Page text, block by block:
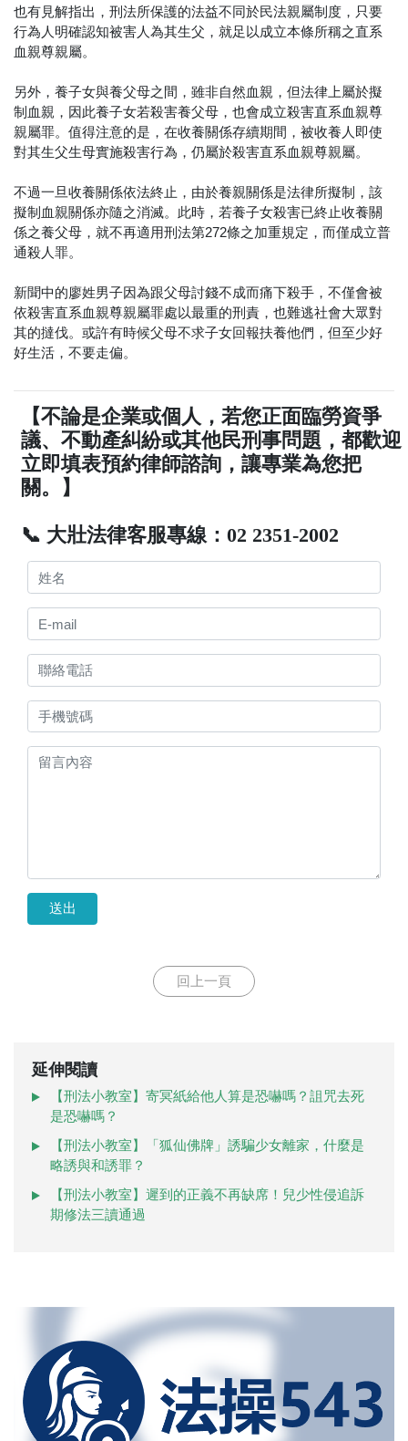
也有見解指出，刑法所保護的法益不同於民法親屬制度，只要
行為人明確認知被害人為其生父，就足以成立本條所稱之直系
血親尊親屬。
另外，養子女與養父母之間，雖非自然血親，但法律上屬於擬
制血親，因此養子女若殺害養父母，也會成立殺害直系血親尊
親屬罪。值得注意的是，在收養關係存續期間，被收養人即使
對其生父生母實施殺害行為，仍屬於殺害直系血親尊親屬。
不過一旦收養關係依法終止，由於養親關係是法律所擬制，該
擬制血親關係亦隨之消滅。此時，若養子女殺害已終止收養關
係之養父母，就不再適用刑法第272條之加重規定，而僅成立普
通殺人罪。
新聞中的廖姓男子因為跟父母討錢不成而痛下殺手，不僅會被
依殺害直系血親尊親屬罪處以最重的刑責，也難逃社會大眾對
其的撻伐。或許有時候父母不求子女回報扶養他們，但至少好
好生活，不要走偏。
【不論是企業或個人，若您正面臨勞資爭
議、不動產糾紛或其他民刑事問題，都歡迎
立即填表預約律師諮詢，讓專業為您把
關。】
📞 大壯法律客服專線：02 2351-2002
送出
回上一頁
延伸閱讀
【刑法小教室】寄冥紙給他人算是恐嚇嗎？詛咒去死
是恐嚇嗎？
【刑法小教室】「狐仙佛牌」誘騙少女離家，什麼是
略誘與和誘罪？
【刑法小教室】遲到的正義不再缺席！兒少性侵追訴
期修法三讀通過